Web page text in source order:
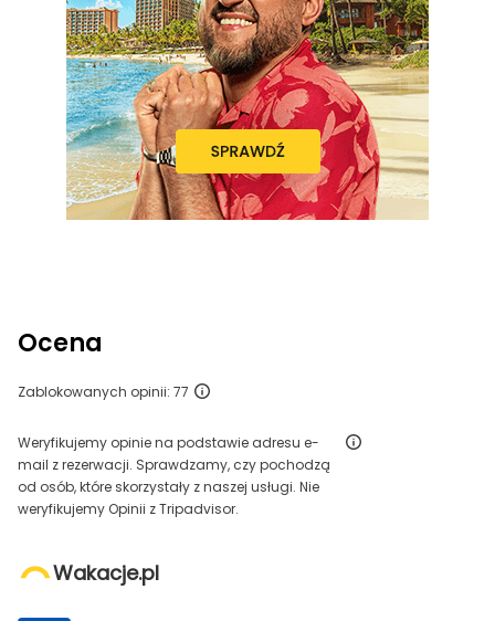
Ocena
Zablokowanych opinii: 77
Weryfikujemy opinie na podstawie adresu e-
mail z rezerwacji. Sprawdzamy, czy pochodzą
od osób, które skorzystały z naszej usługi. Nie
weryfikujemy Opinii z Tripadvisor.
Wakacje.pl